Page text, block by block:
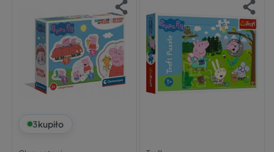
3kupiło